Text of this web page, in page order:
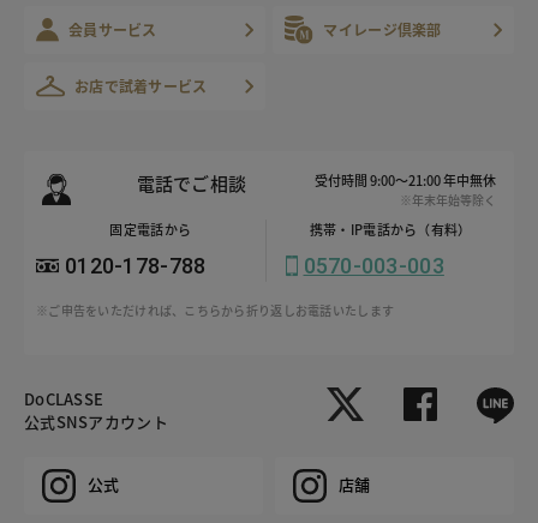
会員サービス マイレージ倶楽部
お店で試着サービス
電話でご相談 受付時間 9:00～21:00 年中無休
※年末年始等除く
固定電話から
0120-178-788
携帯・IP電話から（有料）
0570-003-003
※ご申告をいただければ、こちらから折り返しお電話いたします
DoCLASSE
公式SNSアカウント
公式 店舗